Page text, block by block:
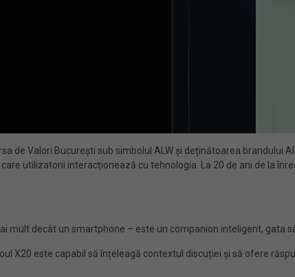
de Valori București sub simbolul ALW și deținătoarea brandului
utilizatorii interacționează cu tehnologia. La 20 de ani de la
mult decât un smartphone – este un companion inteligent, gata
X20 este capabil să înțeleagă contextul discuției și să ofere